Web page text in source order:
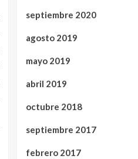
septiembre 2020
agosto 2019
mayo 2019
abril 2019
octubre 2018
septiembre 2017
febrero 2017